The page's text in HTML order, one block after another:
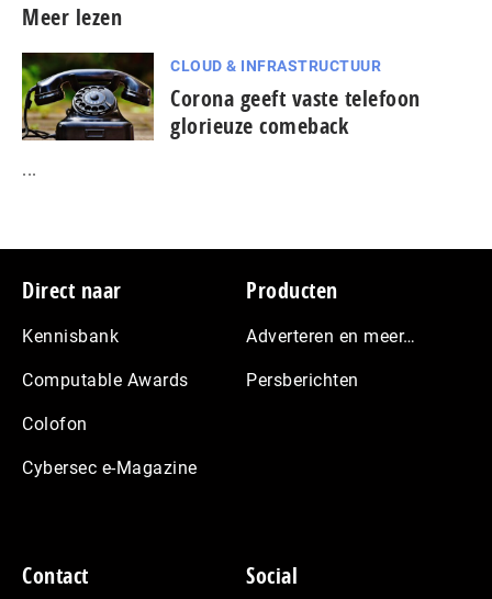
Meer lezen
CLOUD & INFRASTRUCTUUR
Corona geeft vaste telefoon
glorieuze comeback
...
Footer
Direct naar
Kennisbank
Computable Awards
Colofon
Cybersec e-Magazine
Producten
Adverteren en meer…
Persberichten
Contact Social